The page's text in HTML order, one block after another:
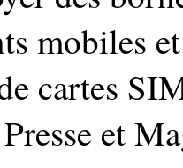
mobiles
cartes
et